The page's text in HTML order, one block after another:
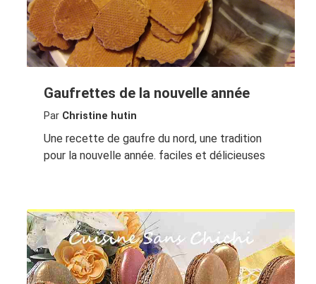
Gaufrettes de la nouvelle année
Par Christine hutin
Une recette de gaufre du nord, une tradition
pour la nouvelle année. faciles et délicieuses